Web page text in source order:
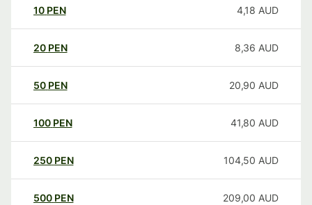
10 PEN 4,18 AUD
20 PEN 8,36 AUD
50 PEN 20,90 AUD
100 PEN 41,80 AUD
250 PEN 104,50 AUD
500 PEN 209,00 AUD